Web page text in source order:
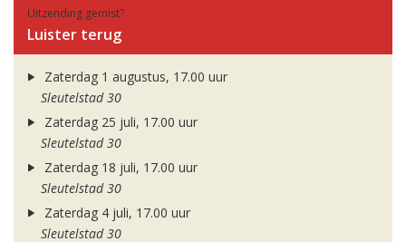
Uitzending gemist?
Luister terug
Zaterdag 1 augustus, 17.00 uur
Sleutelstad 30
Zaterdag 25 juli, 17.00 uur
Sleutelstad 30
Zaterdag 18 juli, 17.00 uur
Sleutelstad 30
Zaterdag 4 juli, 17.00 uur
Sleutelstad 30